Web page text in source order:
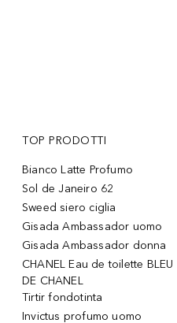
TOP PRODOTTI
Bianco Latte Profumo
Sol de Janeiro 62
Sweed siero ciglia
Gisada Ambassador uomo
Gisada Ambassador donna
CHANEL Eau de toilette BLEU
DE CHANEL
Tirtir fondotinta
Invictus profumo uomo